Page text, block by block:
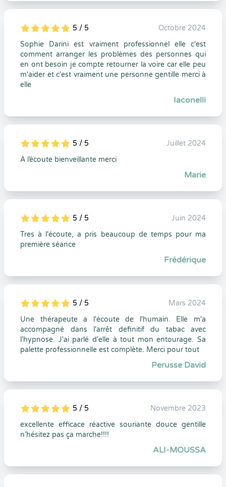
5
1
5
0 5 / 5
Octobre 2024
Sophie Darini est vraiment professionnel elle c'est
comment arranger les problèmes des personnes qui
en ont besoin je compte retourner la voire car elle peu
m'aider et c'est vraiment une personne gentille merci à
elle
Iaconelli
5
1
5
0 5 / 5
Juillet 2024
A l’écoute bienveillante merci
Marie
5
1
5
0 5 / 5
Juin 2024
Tres à l'écoute, a pris beaucoup de temps pour ma
première séance
Frédérique
5
1
5
0 5 / 5
Mars 2024
Une thérapeute a l'écoute de l'humain. Elle m'a
accompagné dans l'arrêt definitif du tabac avec
l'hypnose. J'ai parlé d'elle à tout mon entourage. Sa
palette professionnelle est complète. Merci pour tout
Perusse David
5
1
5
0 5 / 5
Novembre 2023
excellente efficace réactive souriante douce gentille
n’hésitez pas ça marche!!!!
ALI-MOUSSA